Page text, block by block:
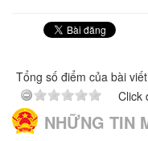
Tổng số điểm của bài
Click
NHỮNG TIN